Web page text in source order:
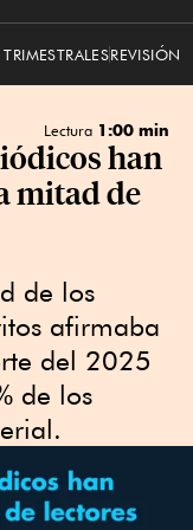
REVISIÓN
Lectura 1:00 min
han
mitad de
de los
afirmaba
del 2025
de los